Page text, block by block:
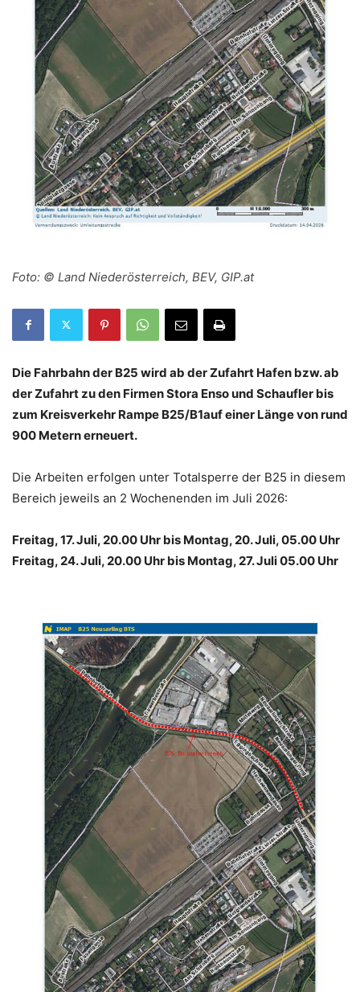
Foto: © Land Niederösterreich, BEV, GIP.at
Die Fahrbahn der B25 wird ab der Zufahrt Hafen bzw. ab
der Zufahrt zu den Firmen Stora Enso und Schaufler bis
zum Kreisverkehr Rampe B25/B1auf einer Länge von rund
900 Metern erneuert.
Die Arbeiten erfolgen unter Totalsperre der B25 in diesem
Bereich jeweils an 2 Wochenenden im Juli 2026:
Freitag, 17. Juli, 20.00 Uhr bis Montag, 20. Juli, 05.00 Uhr
Freitag, 24. Juli, 20.00 Uhr bis Montag, 27. Juli 05.00 Uhr